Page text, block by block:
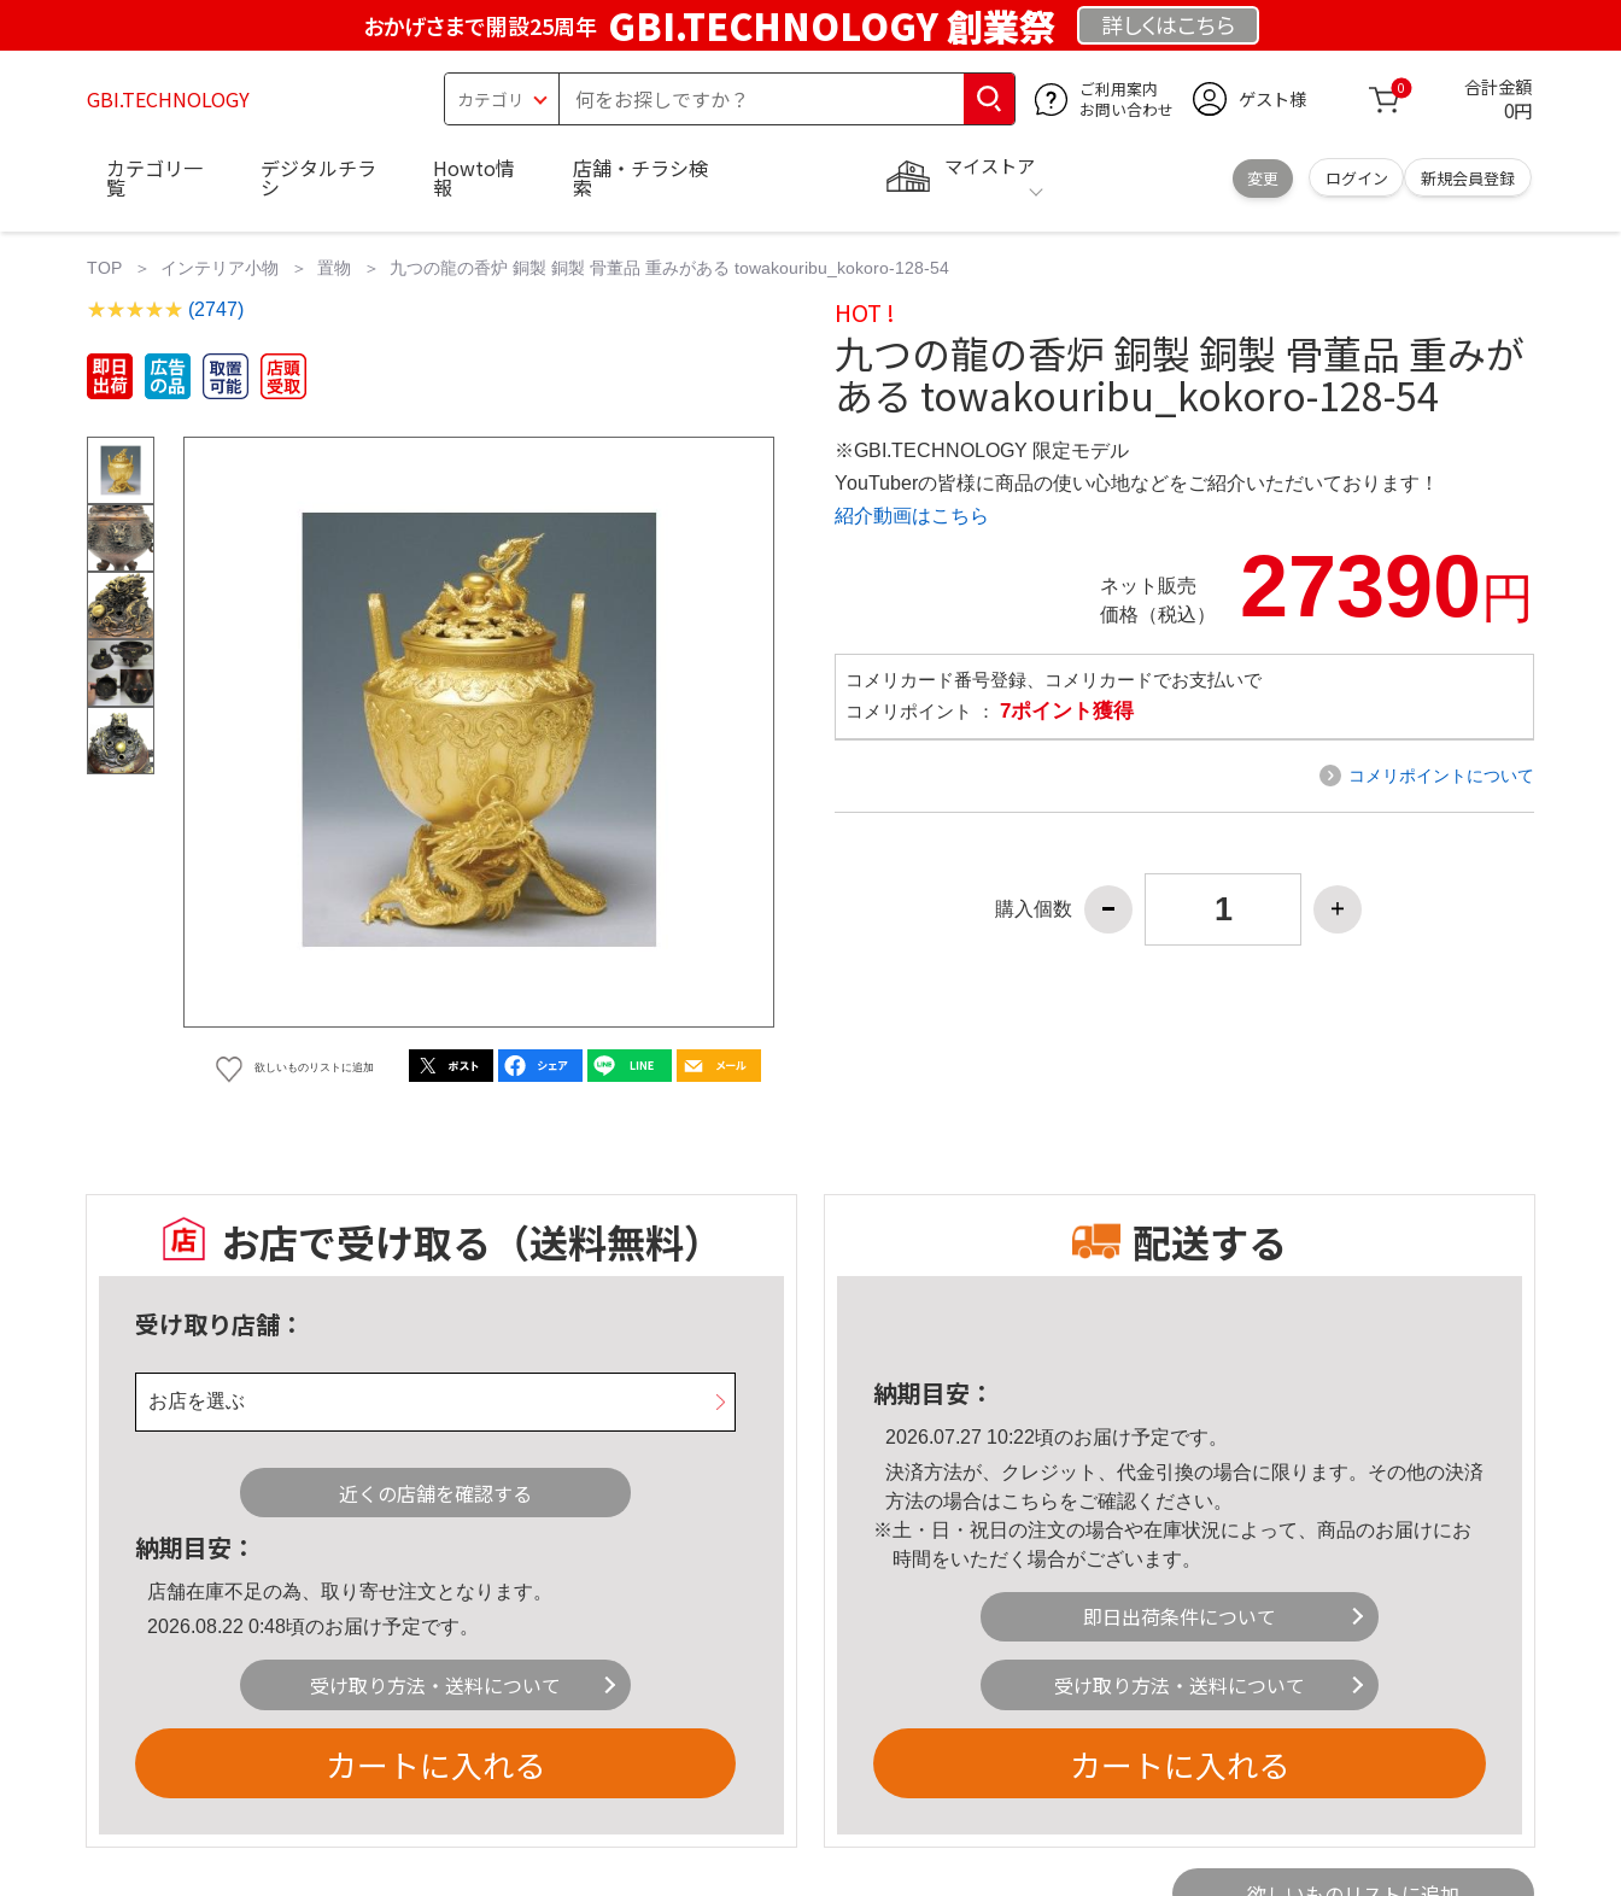
おかげさまで開設25周年 GBI.TECHNOLOGY 創業祭 詳しくはこちら
GBI.TECHNOLOGY
ご利用案内
お問い合わせ
ゲスト様 0 合計金額
0円
マイストア
変更 ログイン 新規会員登録
カテゴリ一
覧
デジタルチラ
シ
Howto情
報
店舗・チラシ検
索
TOP インテリア小物 置物 九つの龍の香炉 銅製 銅製 骨董品 重みがある towakouribu_kokoro-128-54
(2747)
欲しいものリストに追加
HOT !
九つの龍の香炉 銅製 銅製 骨董品 重みが
ある towakouribu_kokoro-128-54
※GBI.TECHNOLOGY 限定モデル
YouTuberの皆様に商品の使い心地などをご紹介いただいております！
紹介動画はこちら
ネット販売
価格（税込）
27390円
コメリカード番号登録、コメリカードでお支払いで
コメリポイント ： 7ポイント獲得
コメリポイントについて
購入個数
お店で受け取る （送料無料）
受け取り店舗：
お店を選ぶ
近くの店舗を確認する
納期目安：
店舗在庫不足の為、取り寄せ注文となります。
2026.08.22 0:48頃のお届け予定です。
受け取り方法・送料について
カートに入れる
配送する
納期目安：
2026.07.27 10:22頃のお届け予定です。
決済方法が、クレジット、代金引換の場合に限ります。その他の決済
方法の場合はこちら をご確認ください。
※土・日・祝日の注文の場合や在庫状況によって、商品のお届けにお
時間をいただく場合がございます。
即日出荷条件について
受け取り方法・送料について
カートに入れる